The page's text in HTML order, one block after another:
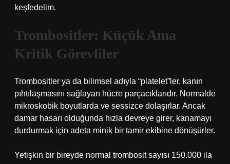
keşfedelim.
Trombositler: Küçük Ama
Kritik Görevliler
Trombositler ya da bilimsel adıyla “platelet”ler, kanın
pıhtılaşmasını sağlayan hücre parçacıklarıdır. Normalde
mikroskobik boyutlarda ve sessizce dolaşırlar. Ancak
damar hasarı olduğunda hızla devreye girer, kanamayı
durdurmak için adeta minik bir tamir ekibine dönüşürler.
Yetişkin bir bireyde normal trombosit sayısı 150.000 ila